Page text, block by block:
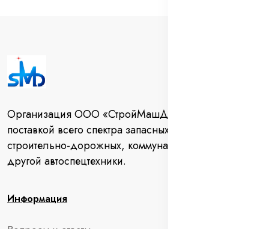
Организация ООО «СтройМашДеталь» занимается
поставкой всего спектра запасных частей для
строительно-дорожных, коммунальных машин и
другой автоспецтехники.
Информация